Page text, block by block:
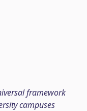
framework
campuses